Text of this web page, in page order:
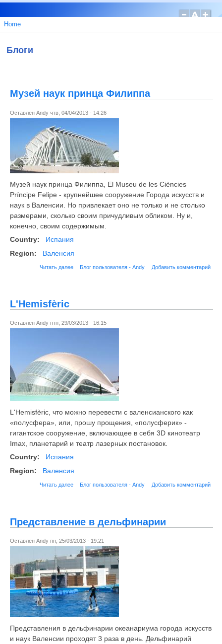
Home
Блоги
Музей наук принца Филиппа
Оставлен Andy чтв, 04/04/2013 - 14:26
Музей наук принца Филиппа, El Museu de les Ciències
Príncipe Felipe - крупнейшее сооружение Города искусств и
наук в Валенсии. Но привлекает оно не только и не столько
размерами, сколько своим причудливым обликом. Ну и,
конечно, своим содержимым.
Country:
Испания
Region:
Валенсия
Читать далее Блог пользователя - Andy Добавить комментарий
L'Hemisfèric
Оставлен Andy птн, 29/03/2013 - 16:15
L'Hemisfèric, что можно перевести с валенсианского как
«полусфера», или, прошу прощения, «полусферик» -
гигантское сооружение, включающее в себя 3D кинотеатр
Imax, планетарий и театр лазерных постановок.
Country:
Испания
Region:
Валенсия
Читать далее Блог пользователя - Andy Добавить комментарий
Представление в дельфинарии
Оставлен Andy пн, 25/03/2013 - 19:21
Представления в дельфинарии океанариума города искусств
и наук Валенсии проходят 3 раза в день. Дельфинарий